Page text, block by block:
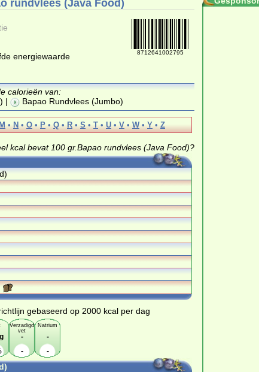
rundvlees (Java Food)
8712641002795
energiewaarde
calorieën van:
| Bapao Rundvlees (Jumbo)
• N • O • P • Q • R • S • T • U • V • W • Y • Z
kcal bevat 100 gr.Bapao rundvlees (Java Food)?
gebaseerd op 2000 kcal per dag
Verzadigd
vet
-
-
Natrium
-
-